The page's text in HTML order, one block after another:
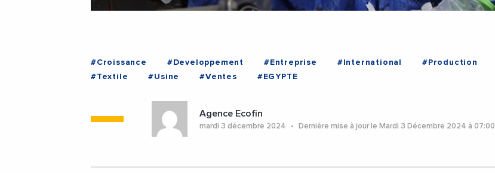
#Croissance #Developpement #Entreprise #International
#Production
#Textile
#Usine #Ventes #EGYPTE
Agence Ecofin
mardi 3 décembre 2024 Dernière mise à jour le Mardi 3 Décembre 2024 à 07:00